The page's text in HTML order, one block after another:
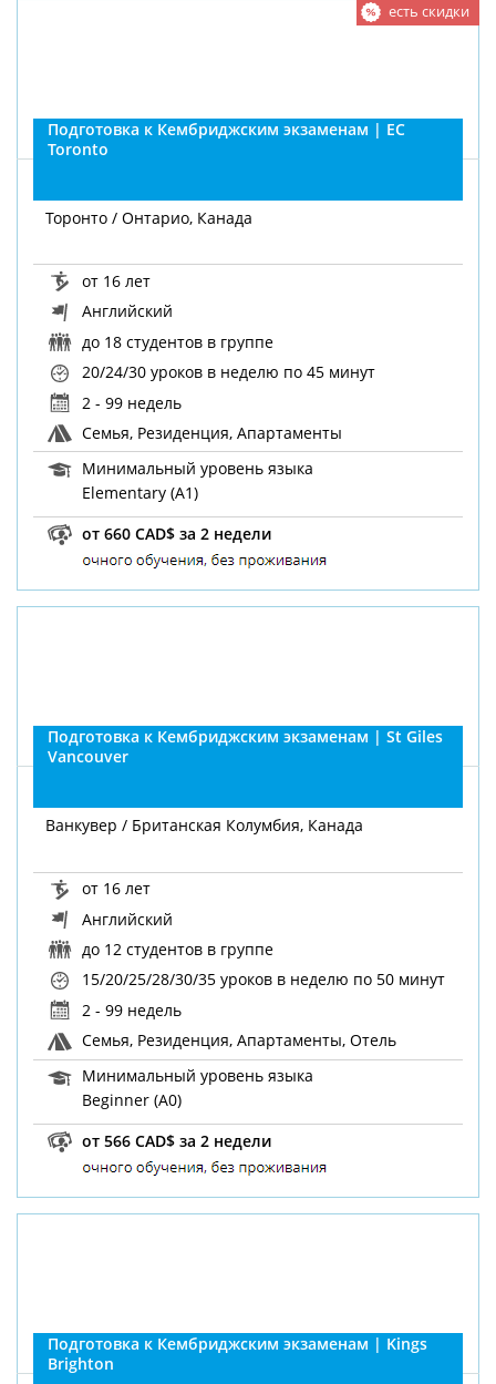
Подготовка к Кембриджским экзаменам | EC
Toronto
есть скидки
Торонто / Онтарио, Канада
от 16 лет
Английский
до 18 студентов в группе
20/24/30 уроков в неделю по 45 минут
2 - 99 недель
Семья, Резиденция, Апартаменты
Минимальный уровень языка
Elementary (A1)
от 660 CAD$ за 2 недели
Подготовка к Кембриджским экзаменам | St Giles
Vancouver
Ванкувер / Британская Колумбия, Канада
от 16 лет
Английский
до 12 студентов в группе
15/20/25/28/30/35 уроков в неделю по 50 минут
2 - 99 недель
Семья, Резиденция, Апартаменты, Отель
Минимальный уровень языка
Beginner (A0)
от 566 CAD$ за 2 недели
Подготовка к Кембриджским экзаменам | Kings
Brighton